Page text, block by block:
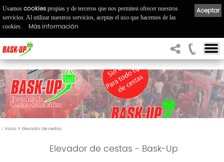
:: Inicio > Elevador de cestas
Elevador de cestas - Bask-Up
Aceptar
Usamos cookies propias y de terceros que nos permiten ofrecer nuestros
servicios. Al utilizar nuestros servicios, aceptas el uso que hacemos de las
cookies.
Más información